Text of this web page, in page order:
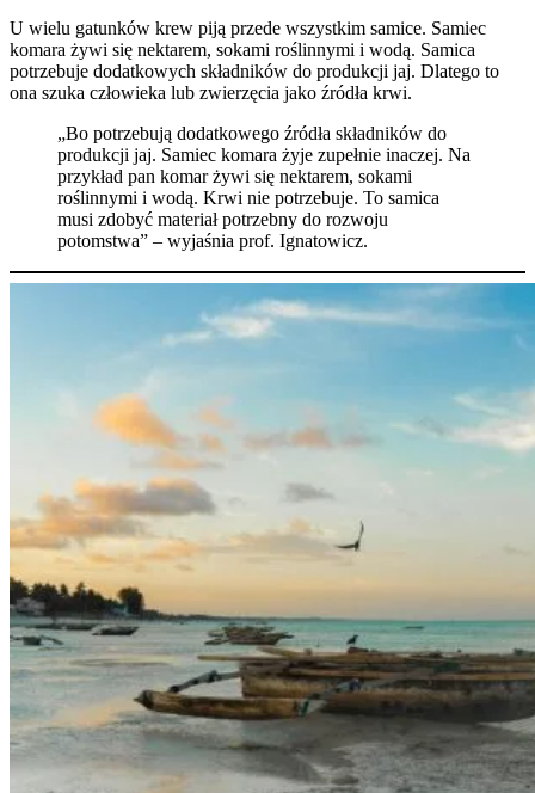
U wielu gatunków krew piją przede wszystkim samice. Samiec
komara żywi się nektarem, sokami roślinnymi i wodą. Samica
potrzebuje dodatkowych składników do produkcji jaj. Dlatego to
ona szuka człowieka lub zwierzęcia jako źródła krwi.
„Bo potrzebują dodatkowego źródła składników do
produkcji jaj. Samiec komara żyje zupełnie inaczej. Na
przykład pan komar żywi się nektarem, sokami
roślinnymi i wodą. Krwi nie potrzebuje. To samica
musi zdobyć materiał potrzebny do rozwoju
potomstwa” – wyjaśnia prof. Ignatowicz.